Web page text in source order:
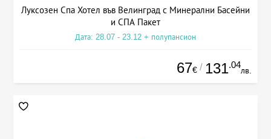
Луксозен Спа Хотел във Велинград с Минерални Басейни
и СПА Пакет
Дата: 28.07 - 23.12 + полупансион
67€ / 131.04
лв.